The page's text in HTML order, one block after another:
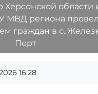
Херсонской области
МВД региона
граждан в с.
Порт
16:28